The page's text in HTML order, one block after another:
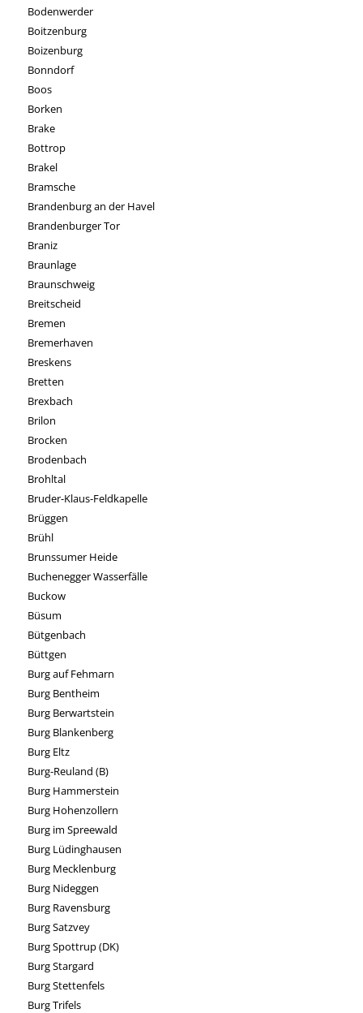
Bodenwerder
Boitzenburg
Boizenburg
Bonndorf
Boos
Borken
Brake
Bottrop
Brakel
Bramsche
Brandenburg an der Havel
Brandenburger Tor
Braniz
Braunlage
Braunschweig
Breitscheid
Bremen
Bremerhaven
Breskens
Bretten
Brexbach
Brilon
Brocken
Brodenbach
Brohltal
Bruder-Klaus-Feldkapelle
Brüggen
Brühl
Brunssumer Heide
Buchenegger Wasserfälle
Buckow
Büsum
Bütgenbach
Büttgen
Burg auf Fehmarn
Burg Bentheim
Burg Berwartstein
Burg Blankenberg
Burg Eltz
Burg-Reuland (B)
Burg Hammerstein
Burg Hohenzollern
Burg im Spreewald
Burg Lüdinghausen
Burg Mecklenburg
Burg Nideggen
Burg Ravensburg
Burg Satzvey
Burg Spottrup (DK)
Burg Stargard
Burg Stettenfels
Burg Trifels